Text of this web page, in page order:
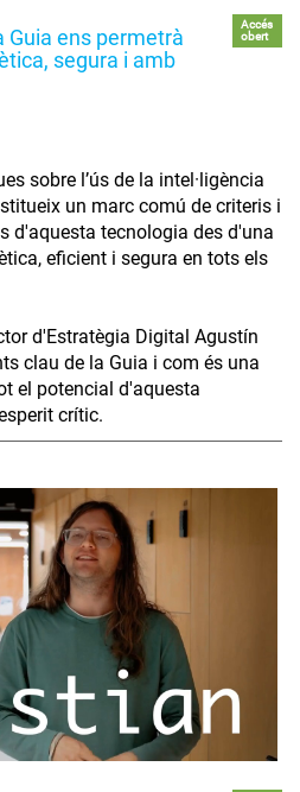
Guia ens permetrà
segura i amb
Accés
obert
sobre l’ús de la intel·ligència
un marc comú de criteris i
d'aquesta tecnologia des d'una
eficient i segura en tots els
d'Estratègia Digital Agustín
clau de la Guia i com és una
el potencial d'aquesta
crític.